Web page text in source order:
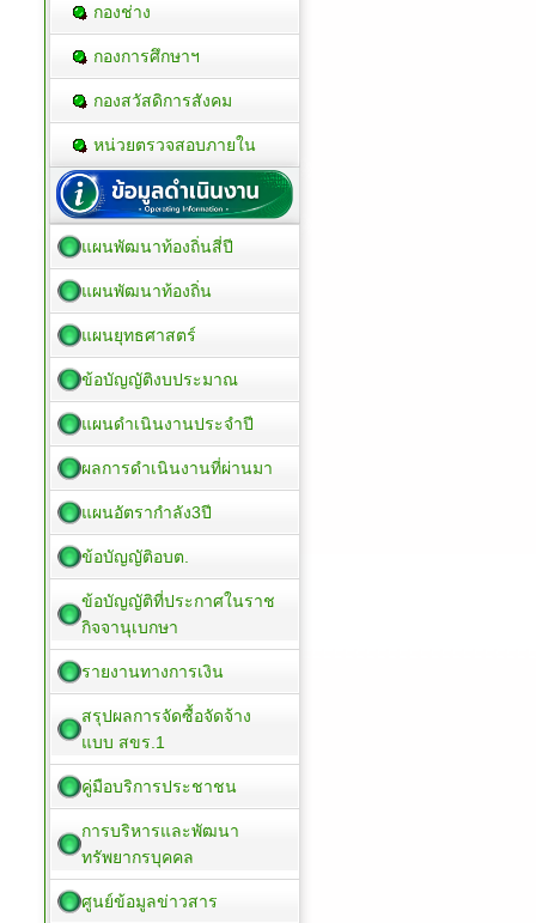
กองช่าง
กองการศึกษาฯ
กองสวัสดิการสังคม
หน่วยตรวจสอบภายใน
แผนพัฒนาท้องถิ่นสี่ปี
แผนพัฒนาท้องถิ่น
แผนยุทธศาสตร์
ข้อบัญญัติงบประมาณ
แผนดำเนินงานประจำปี
ผลการดำเนินงานที่ผ่านมา
แผนอัตรากำลัง3ปี
ข้อบัญญัติอบต.
ข้อบัญญัติที่ประกาศในราช
กิจจานุเบกษา
รายงานทางการเงิน
สรุปผลการจัดซื้อจัดจ้าง
แบบ สขร.1
คู่มือบริการประชาชน
การบริหารและพัฒนา
ทรัพยากรบุคคล
ศูนย์ข้อมูลข่าวสาร